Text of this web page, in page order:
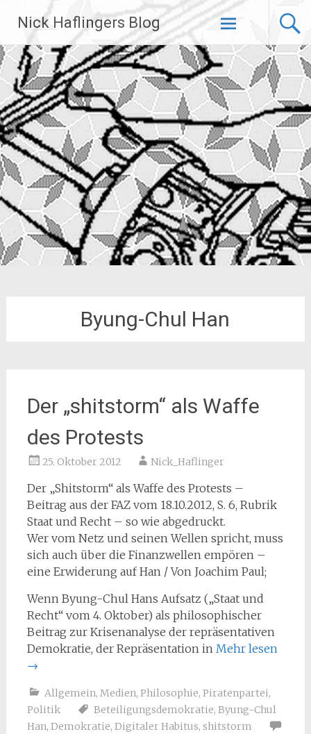
Inhalt
springen
Nick Haflingers Blog
Byung-Chul Han
Der „shitstorm“ als Waffe
des Protests
25. Oktober 2012 Nick_Haflinger
Der „Shitstorm“ als Waffe des Protests –
Beitrag aus der FAZ vom 18.10.2012, S. 6, Rubrik
Staat und Recht – so wie abgedruckt.
Wer vom Netz und seinen Wellen spricht, muss
sich auch über die Finanzwellen empören –
eine Erwiderung auf Han / Von Joachim Paul;
Wenn Byung-Chul Hans Aufsatz („Staat und
Recht“ vom 4. Oktober) als philosophischer
Beitrag zur Krisenanalyse der repräsentativen
Demokratie, der Repräsentation in Mehr lesen
→
Allgemein, Medien, Philosophie, Piratenpartei,
Politik
Beteiligungsdemokratie, Byung-Chul
Han, Demokratie, Digitaler Habitus, shitstorm